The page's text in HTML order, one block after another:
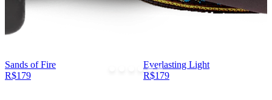
Sands of Fire
R$179
Everlasting Light
R$179